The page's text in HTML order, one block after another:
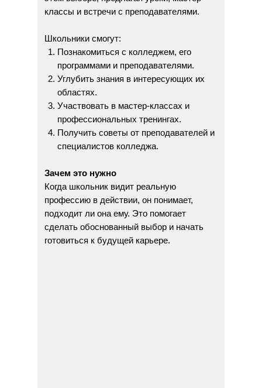
классы и встречи с преподавателями.
Школьники смогут:
Познакомиться с колледжем, его
программами и преподавателями.
Углубить знания в интересующих их
областях.
Участвовать в мастер-классах и
профессиональных тренингах.
Получить советы от преподавателей и
специалистов колледжа.
Зачем это нужно
Когда школьник видит реальную
профессию в действии, он понимает,
подходит ли она ему. Это помогает
сделать обоснованный выбор и начать
готовиться к будущей карьере.